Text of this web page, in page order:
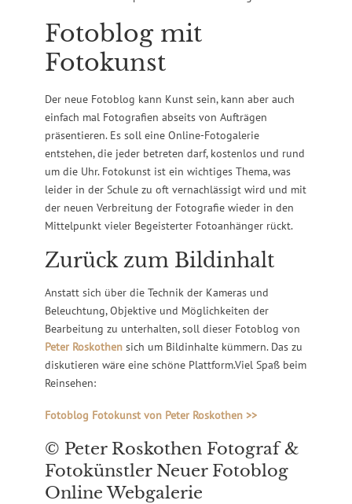
Fotoblog mit
Fotokunst
Der neue Fotoblog kann Kunst sein, kann aber auch
einfach mal Fotografien abseits von Aufträgen
präsentieren. Es soll eine Online-Fotogalerie
entstehen, die jeder betreten darf, kostenlos und rund
um die Uhr. Fotokunst ist ein wichtiges Thema, was
leider in der Schule zu oft vernachlässigt wird und mit
der neuen Verbreitung der Fotografie wieder in den
Mittelpunkt vieler Begeisterter Fotoanhänger rückt.
Zurück zum Bildinhalt
Anstatt sich über die Technik der Kameras und
Beleuchtung, Objektive und Möglichkeiten der
Bearbeitung zu unterhalten, soll dieser Fotoblog von
Peter Roskothensich um Bildinhalte kümmern. Das zu
diskutieren wäre eine schöne Plattform.Viel Spaß beim
Reinsehen:
Fotoblog Fotokunst von Peter Roskothen >>
© Peter Roskothen Fotograf &
Fotokünstler Neuer Fotoblog
Online Webgalerie